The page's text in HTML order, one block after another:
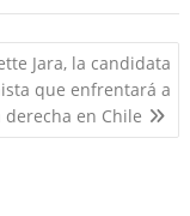
e
dI
n
e
Jara, la candidata
que enfrentará a
derecha en Chile